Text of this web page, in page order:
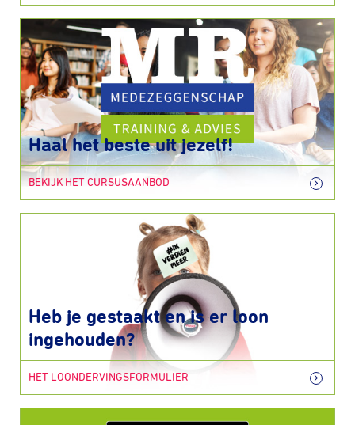
Haal het beste uit jezelf!
BEKIJK HET CURSUSAANBOD
Heb je gestaakt en is er loon
ingehouden?
HET LOONDERVINGSFORMULIER